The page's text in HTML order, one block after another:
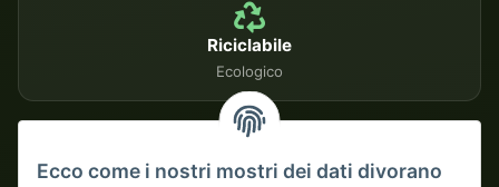
Riciclabile
Ecologico
Ecco come i nostri mostri dei dati divorano